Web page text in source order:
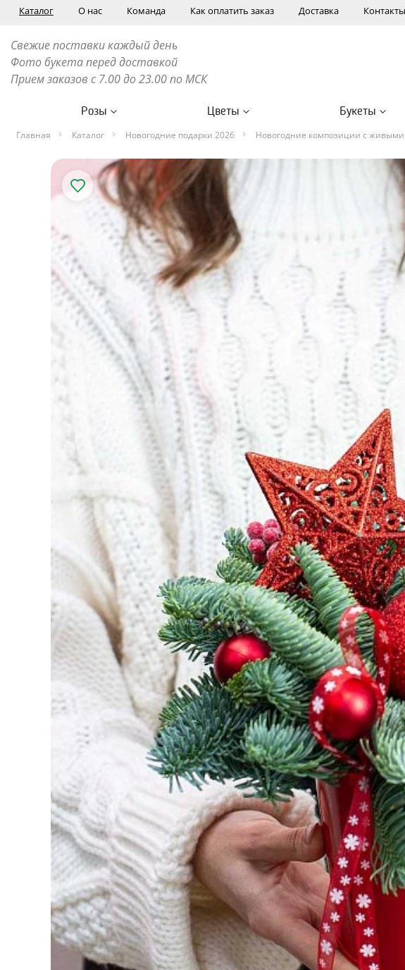
Каталог О нас Команда Как оплатить заказ Доставка Контакты
Свежие поставки каждый день
Фото букета перед доставкой
Прием заказов с 7.00 до 23.00 по МСК
Розы Цветы Букеты
Главная Каталог Новогодние подарки 2026 Новогодние композиции с